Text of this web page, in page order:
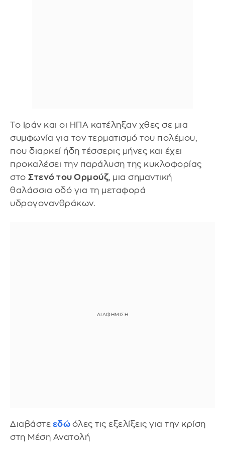
Το Ιράν και οι ΗΠΑ κατέληξαν χθες σε μια
συμφωνία για τον τερματισμό του πολέμου,
που διαρκεί ήδη τέσσερις μήνες και έχει
προκαλέσει την παράλυση της κυκλοφορίας
στο Στενό του Ορμούζ, μια σημαντική
θαλάσσια οδό για τη μεταφορά
υδρογονανθράκων.
Διαβάστε εδώ όλες τις εξελίξεις για την κρίση
στη Μέση Ανατολή